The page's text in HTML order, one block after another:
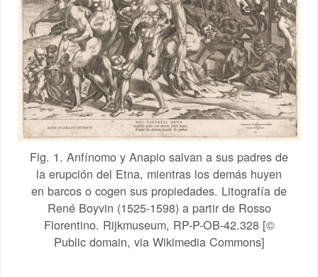
Fig. 1. Anfínomo y Anapio salvan a sus padres de
la erupción del Etna, mientras los demás huyen
en barcos o cogen sus propiedades. Litografía de
René Boyvin (1525-1598) a partir de Rosso
Florentino. Rijkmuseum, RP-P-OB-42.328 [©
Public domain, via Wikimedia Commons]